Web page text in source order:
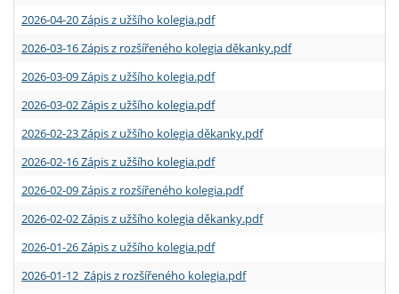
2026-04-20 Zápis z užšího kolegia.pdf
2026-03-16 Zápis z rozšířeného kolegia děkanky.pdf
2026-03-09 Zápis z užšího kolegia.pdf
2026-03-02 Zápis z užšího kolegia.pdf
2026-02-23 Zápis z užšího kolegia děkanky.pdf
2026-02-16 Zápis z užšího kolegia.pdf
2026-02-09 Zápis z rozšířeného kolegia.pdf
2026-02-02 Zápis z užšího kolegia děkanky.pdf
2026-01-26 Zápis z užšího kolegia.pdf
2026-01-12 Zápis z rozšířeného kolegia.pdf